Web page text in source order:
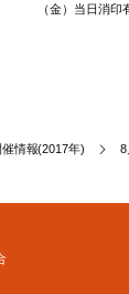
（金）当日消印
情報(2017年)
8